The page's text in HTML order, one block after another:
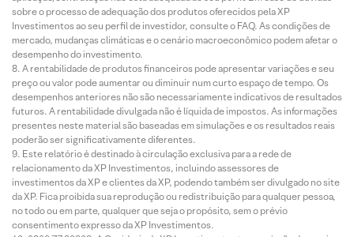
sobre o processo de adequação dos produtos oferecidos pela XP
Investimentos ao seu perfil de investidor, consulte o FAQ. As condições de
mercado, mudanças climáticas e o cenário macroeconômico podem afetar o
desempenho do investimento.
A rentabilidade de produtos financeiros pode apresentar variações e seu
preço ou valor pode aumentar ou diminuir num curto espaço de tempo. Os
desempenhos anteriores não são necessariamente indicativos de resultados
futuros. A rentabilidade divulgada não é líquida de impostos. As informações
presentes neste material são baseadas em simulações e os resultados reais
poderão ser significativamente diferentes.
Este relatório é destinado à circulação exclusiva para a rede de
relacionamento da XP Investimentos, incluindo assessores de
investimentos da XP e clientes da XP, podendo também ser divulgado no site
da XP. Fica proibida sua reprodução ou redistribuição para qualquer pessoa,
no todo ou em parte, qualquer que seja o propósito, sem o prévio
consentimento expresso da XP Investimentos.